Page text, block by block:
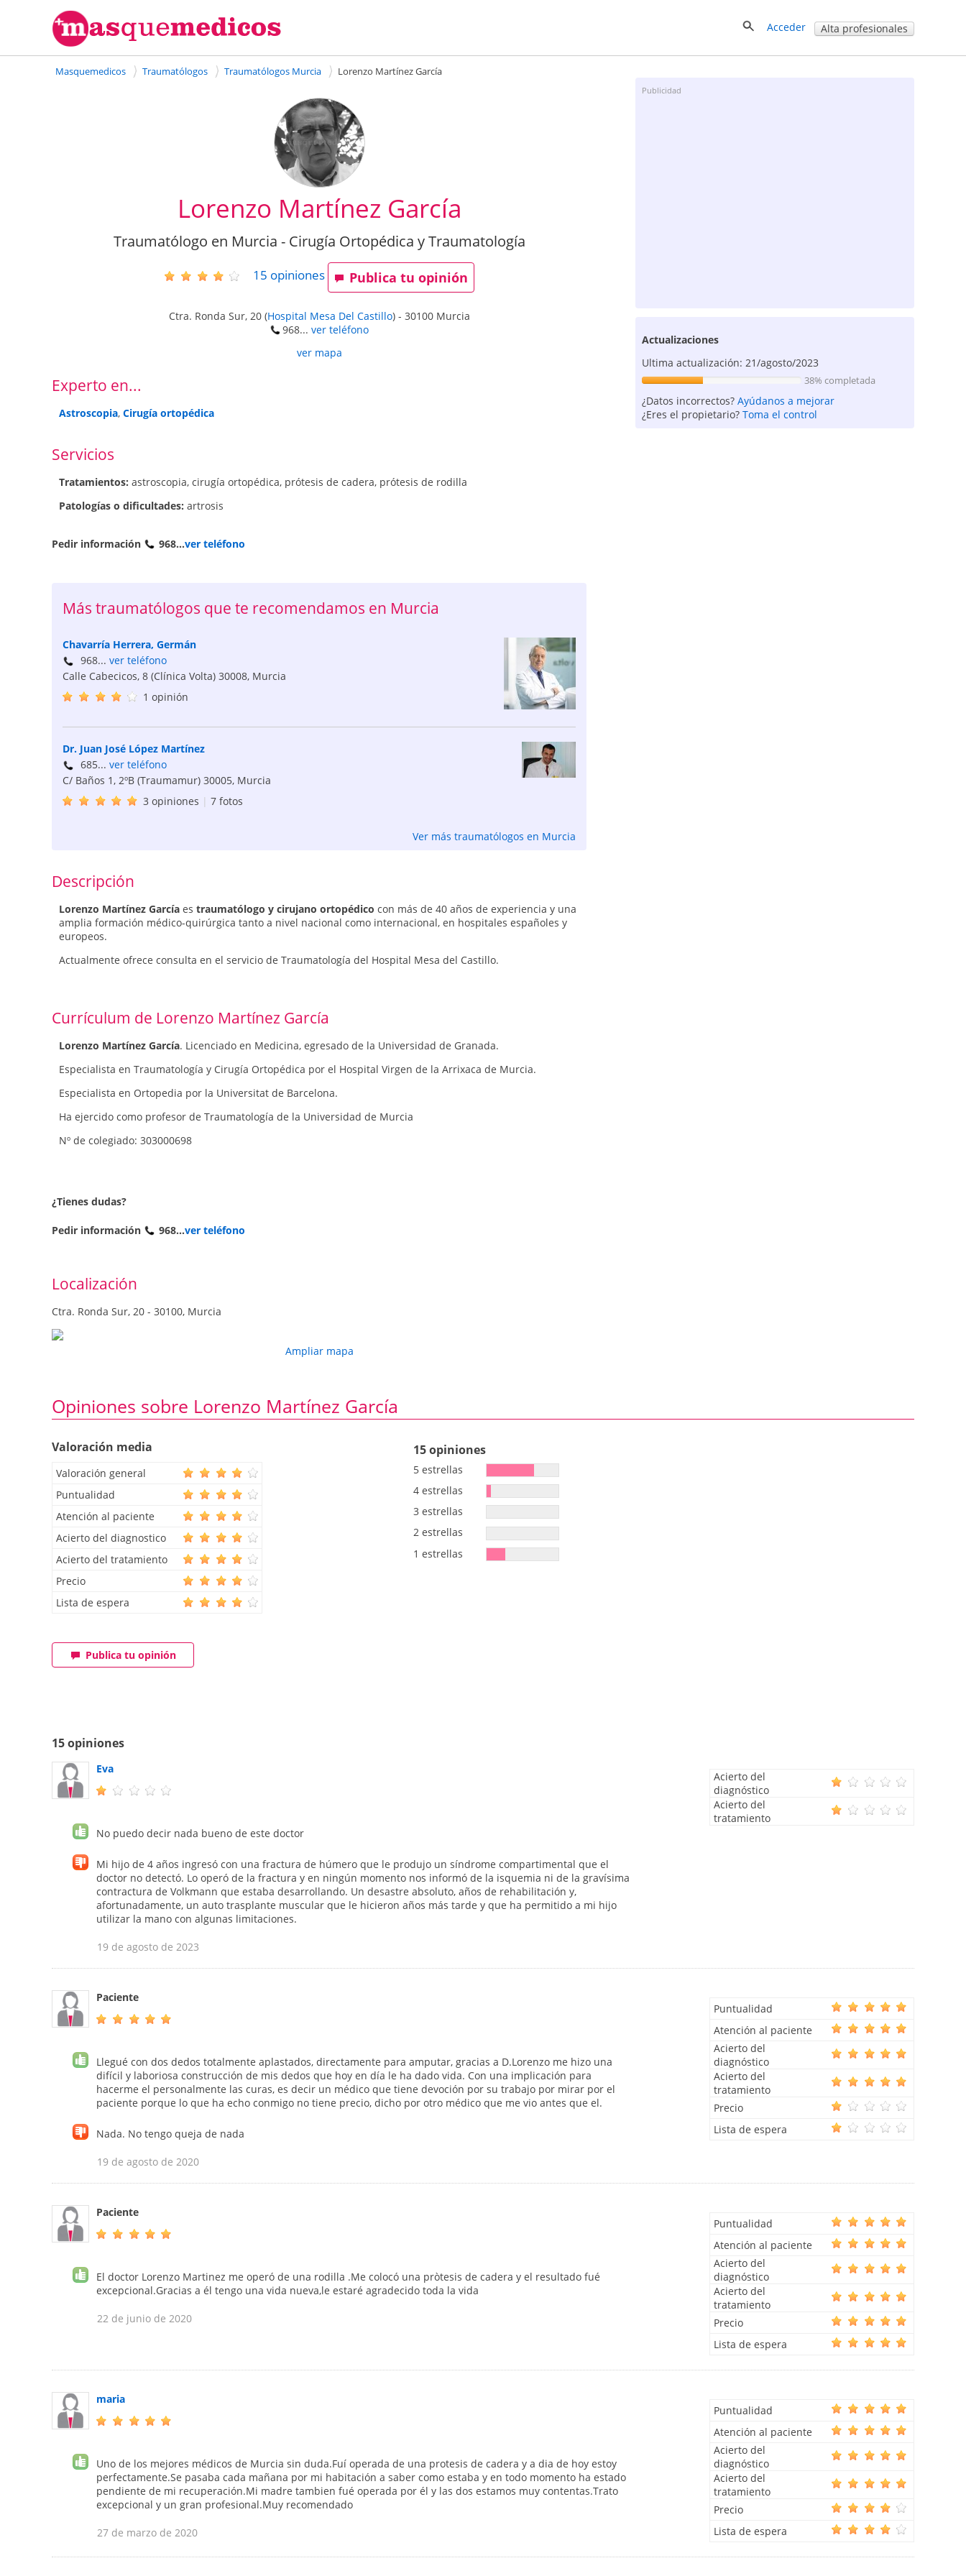
Acceder Alta profesionales
Masquemedicos Traumatólogos Traumatólogos Murcia Lorenzo Martínez García
Lorenzo Martínez García
Traumatólogo en Murcia - Cirugía Ortopédica y Traumatología
15 opiniones Publica tu opinión
Ctra. Ronda Sur, 20 (Hospital Mesa Del Castillo)- 30100 Murcia
968... ver teléfono
ver mapa
Experto en...
Astroscopia, Cirugía ortopédica
Servicios
Tratamientos: astroscopia, cirugía ortopédica, prótesis de cadera, prótesis de rodilla
Patologí­as o dificultades: artrosis
Pedir información 968...ver teléfono
Más traumatólogos que te recomendamos en Murcia
Chavarría Herrera, Germán
968... ver teléfono
Calle Cabecicos, 8 (Clínica Volta) 30008, Murcia
1 opinión
Dr. Juan José López Martínez
685... ver teléfono
C/ Baños 1, 2ºB (Traumamur) 30005, Murcia
3 opiniones | 7 fotos
Ver más traumatólogos en Murcia
Descripción
Lorenzo Martínez García es traumatólogo y cirujano ortopédico con más de 40 años de experiencia y una
amplia formación médico-quirúrgica tanto a nivel nacional como internacional, en hospitales españoles y
europeos.
Actualmente ofrece consulta en el servicio de Traumatología del Hospital Mesa del Castillo.
Currículum de Lorenzo Martínez García
Lorenzo Martínez García. Licenciado en Medicina, egresado de la Universidad de Granada.
Especialista en Traumatología y Cirugía Ortopédica por el Hospital Virgen de la Arrixaca de Murcia.
Especialista en Ortopedia por la Universitat de Barcelona.
Ha ejercido como profesor de Traumatología de la Universidad de Murcia
Nº de colegiado: ‍303000698
¿Tienes dudas?
Pedir información 968...ver teléfono
Localización
Ctra. Ronda Sur, 20 - 30100, Murcia
Ampliar mapa
Publicidad
Actualizaciones
Ultima actualización: 21/agosto/2023
38% completada
¿Datos incorrectos?Ayúdanos a mejorar
¿Eres el propietario?Toma el control
Opiniones sobre Lorenzo Martínez García
Valoración media
Valoración general
Puntualidad
Atención al paciente
Acierto del diagnostico
Acierto del tratamiento
Precio
Lista de espera
15 opiniones
5 estrellas
4 estrellas
3 estrellas
2 estrellas
1 estrellas
Publica tu opinión
15 opiniones
Eva
No puedo decir nada bueno de este doctor
Mi hijo de 4 años ingresó con una fractura de húmero que le produjo un síndrome compartimental que el
doctor no detectó. Lo operó de la fractura y en ningún momento nos informó de la isquemia ni de la gravísima
contractura de Volkmann que estaba desarrollando. Un desastre absoluto, años de rehabilitación y,
afortunadamente, un auto trasplante muscular que le hicieron años más tarde y que ha permitido a mi hijo
utilizar la mano con algunas limitaciones.
19 de agosto de 2023
Acierto del
diagnóstico
Acierto del
tratamiento
Paciente
Llegué con dos dedos totalmente aplastados, directamente para amputar, gracias a D.Lorenzo me hizo una
difícil y laboriosa construcción de mis dedos que hoy en día le ha dado vida. Con una implicación para
hacerme el personalmente las curas, es decir un médico que tiene devoción por su trabajo por mirar por el
paciente porque lo que ha echo conmigo no tiene precio, dicho por otro médico que me vio antes que el.
Nada. No tengo queja de nada
19 de agosto de 2020
Puntualidad
Atención al paciente
Acierto del
diagnóstico
Acierto del
tratamiento
Precio
Lista de espera
Paciente
El doctor Lorenzo Martinez me operó de una rodilla .Me colocó una pròtesis de cadera y el resultado fué
excepcional.Gracias a él tengo una vida nueva,le estaré agradecido toda la vida
22 de junio de 2020
Puntualidad
Atención al paciente
Acierto del
diagnóstico
Acierto del
tratamiento
Precio
Lista de espera
maria
Uno de los mejores médicos de Murcia sin duda.Fuí operada de una protesis de cadera y a dia de hoy estoy
perfectamente.Se pasaba cada mañana por mi habitación a saber como estaba y en todo momento ha estado
pendiente de mi recuperación.Mi madre tambien fué operada por él y las dos estamos muy contentas.Trato
excepcional y un gran profesional.Muy recomendado
27 de marzo de 2020
Puntualidad
Atención al paciente
Acierto del
diagnóstico
Acierto del
tratamiento
Precio
Lista de espera